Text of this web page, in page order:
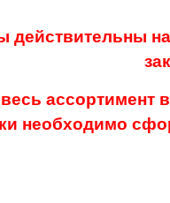
действительны
ассортимент
необходимо